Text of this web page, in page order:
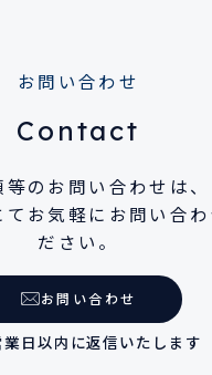
お問い合わせ
Contact
等のお問い合わせは、
てお気軽にお問い合わ
ださい。
お問い合わせ
日以内に返信いたします